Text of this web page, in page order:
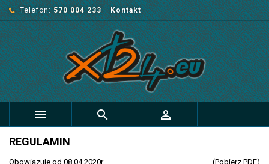
Telefon: 570 004 233 Kontakt
  
REGULAMIN
(Pobierz PDF)
Obowiązuje od 08.04.2020r.